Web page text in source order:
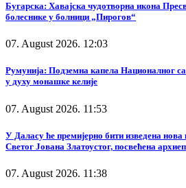
Бугарска: Хавајска чудотворна икона
болеснике у болници „Пирогов“
07. August 2026. 12:03
Румунија: Подземна капела Националног
у духу монашке келије
07. August 2026. 11:53
У Даласу ће премијерно бити изведена нова
Светог Јована Златоустог, посвећена
07. August 2026. 11:38